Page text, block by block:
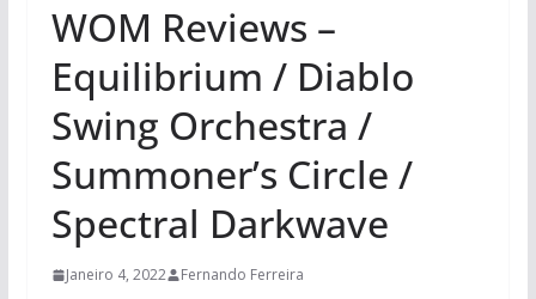
WOM Reviews –
Equilibrium / Diablo
Swing Orchestra /
Summoner’s Circle /
Spectral Darkwave
Janeiro 4, 2022 Fernando Ferreira